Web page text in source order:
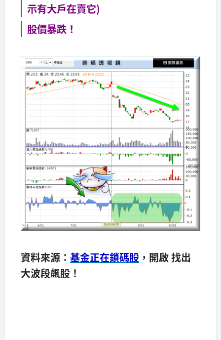
示有大戶在賣它)
股價暴跌！
資料來源： 基金正在鎖碼股 ，開啟 找出
大波段飆股！